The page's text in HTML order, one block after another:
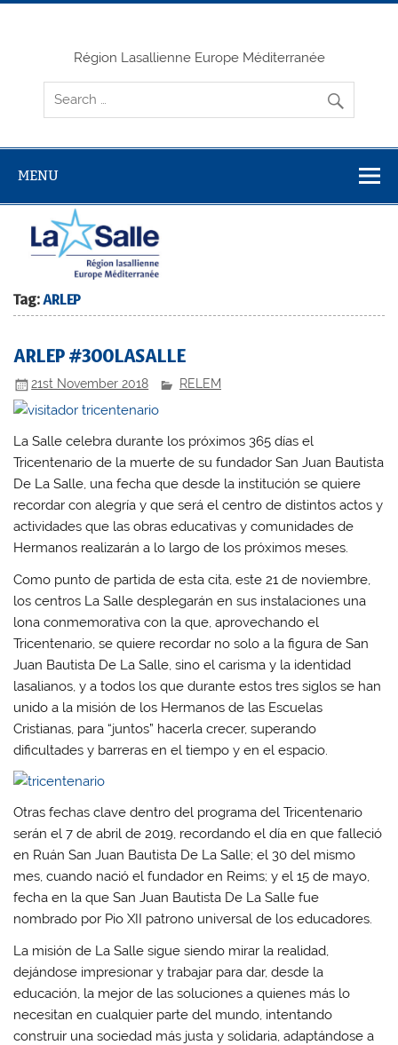
Skip
Région Lasallienne Europe Méditerranée
MENU
Tag:ARLEP
ARLEP #300LASALLE
21st November 2018 RELEM
La Salle celebra durante los próximos 365 días el
Tricentenario de la muerte de su fundador San Juan Bautista
De La Salle, una fecha que desde la institución se quiere
recordar con alegría y que será el centro de distintos actos y
actividades que las obras educativas y comunidades de
Hermanos realizarán a lo largo de los próximos meses.
Como punto de partida de esta cita, este 21 de noviembre,
los centros La Salle desplegarán en sus instalaciones una
lona conmemorativa con la que, aprovechando el
Tricentenario, se quiere recordar no solo a la figura de San
Juan Bautista De La Salle, sino el carisma y la identidad
lasalianos, y a todos los que durante estos tres siglos se han
unido a la misión de los Hermanos de las Escuelas
Cristianas, para “juntos” hacerla crecer, superando
dificultades y barreras en el tiempo y en el espacio.
Otras fechas clave dentro del programa del Tricentenario
serán el 7 de abril de 2019, recordando el día en que falleció
en Ruán San Juan Bautista De La Salle; el 30 del mismo
mes, cuando nació el fundador en Reims; y el 15 de mayo,
fecha en la que San Juan Bautista De La Salle fue
nombrado por Pio XII patrono universal de los educadores.
La misión de La Salle sigue siendo mirar la realidad,
dejándose impresionar y trabajar para dar, desde la
educación, la mejor de las soluciones a quienes más lo
necesitan en cualquier parte del mundo, intentando
construir una sociedad más justa y solidaria, adaptándose a